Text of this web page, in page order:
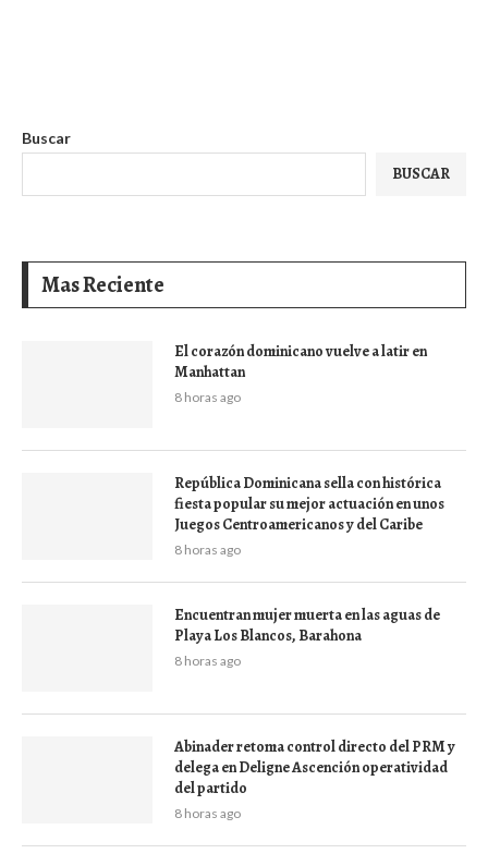
Buscar
BUSCAR
Mas Reciente
El corazón dominicano vuelve a latir en
Manhattan
8 horas ago
República Dominicana sella con histórica
fiesta popular su mejor actuación en unos
Juegos Centroamericanos y del Caribe
8 horas ago
Encuentran mujer muerta en las aguas de
Playa Los Blancos, Barahona
8 horas ago
Abinader retoma control directo del PRM y
delega en Deligne Ascención operatividad
del partido
8 horas ago